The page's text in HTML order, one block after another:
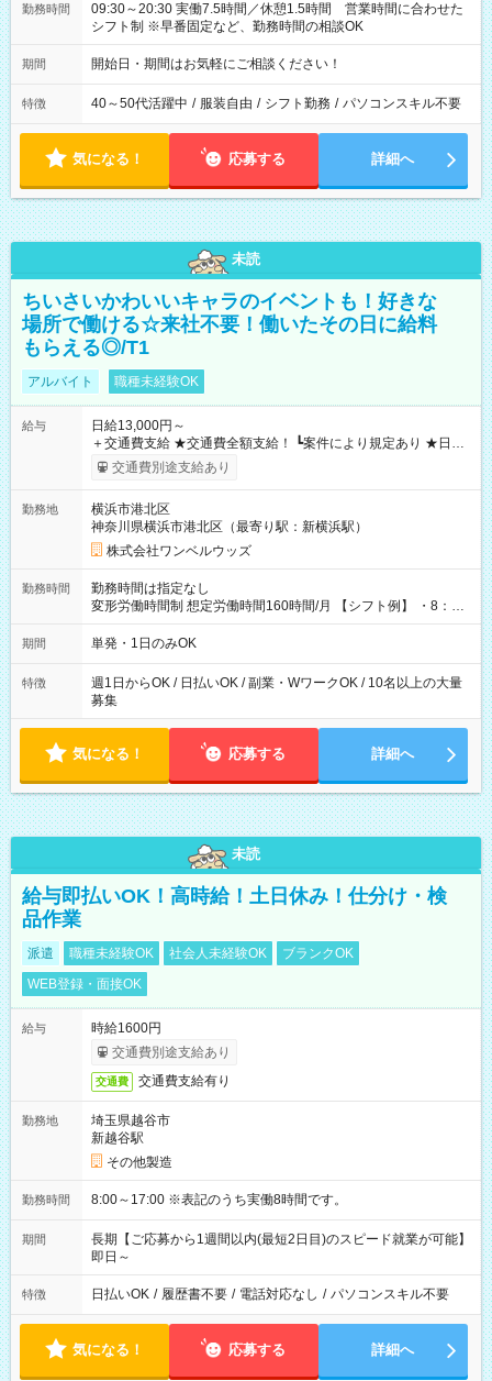
勤務時間
09:30～20:30 実働7.5時間／休憩1.5時間 営業時間に合わせた
シフト制 ※早番固定など、勤務時間の相談OK
期間 開始日・期間はお気軽にご相談ください！
特徴 40～50代活躍中 / 服装自由 / シフト勤務 / パソコンスキル不要
気になる！ 応募する 詳細へ
未読
ちいさいかわいいキャラのイベントも！好きな
場所で働ける☆来社不要！働いたその日に給料
もらえる◎/T1
アルバイト 職種未経験OK
給与
日給13,000円～
＋交通費支給 ★交通費全額支給！ ┗案件により規定あり ★日払
いOK！（規定あり） ┗働いたその日に現金GET♪ お仕事後はコ
ンビニATMから 日払い分を引き落とせます！ 【試用期間】試
交通費別途支給あり
勤務地
横浜市港北区
神奈川県横浜市港北区（最寄り駅：新横浜駅）
株式会社ワンベルウッズ
勤務時間
勤務時間は指定なし
変形労働時間制 想定労働時間160時間/月 【シフト例】 ・8：00
～21：00
期間 単発・1日のみOK
特徴
週1日からOK / 日払いOK / 副業・WワークOK / 10名以上の大量
募集
気になる！ 応募する 詳細へ
未読
給与即払いOK！高時給！土日休み！仕分け・検
品作業
派遣 職種未経験OK 社会人未経験OK
ブランクOK
WEB登録・面接OK
給与
時給1600円
交通費別途支給あり
交通費 交通費支給有り
勤務地
埼玉県越谷市
新越谷駅
その他製造
勤務時間 8:00～17:00 ※表記のうち実働8時間です。
期間
長期【ご応募から1週間以内(最短2日目)のスピード就業が可能】
即日～
特徴 日払いOK / 履歴書不要 / 電話対応なし / パソコンスキル不要
気になる！ 応募する 詳細へ